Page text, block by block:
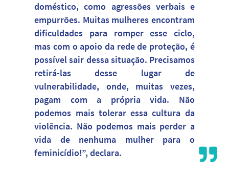
doméstico, como agressões verbais e
empurrões. Muitas mulheres encontram
dificuldades para romper esse ciclo,
mas com o apoio da rede de proteção, é
possível sair dessa situação. Precisamos
retirá-las desse lugar de
vulnerabilidade, onde, muitas vezes,
pagam com a própria vida. Não
podemos mais tolerar essa cultura da
violência. Não podemos mais perder a
vida de nenhuma mulher para o
feminicídio!”, declara.